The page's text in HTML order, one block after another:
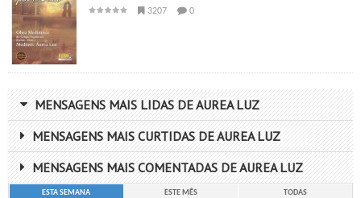
3207 0
MENSAGENS MAIS LIDAS DE AUREA LUZ
MENSAGENS MAIS CURTIDAS DE AUREA LUZ
MENSAGENS MAIS COMENTADAS DE AUREA LUZ
ESTA SEMANA ESTE MÊS TODAS